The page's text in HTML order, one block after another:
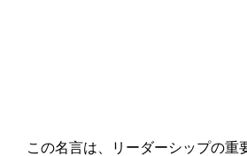
この名言は、リーダーシップの重